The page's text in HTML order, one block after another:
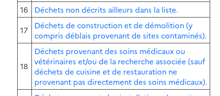
16
Déchets non décrits ailleurs dans la liste.
17
Déchets de construction et de démolition (y
compris déblais provenant de sites contaminés).
18
Déchets provenant des soins médicaux ou
vétérinaires et/ou de la recherche associée (sauf
déchets de cuisine et de restauration ne
provenant pas directement des soins médicaux).